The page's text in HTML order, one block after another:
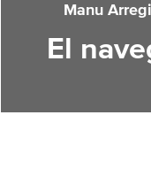
Manu
El